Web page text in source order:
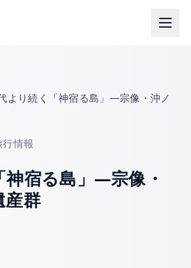
より続く「神宿る島」―宗像・沖ノ
行情報
宿る島」―宗像・
産群